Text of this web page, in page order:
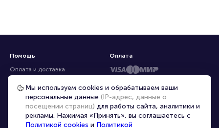
Помощь
Оплата и доставка
Частые вопросы
Перепродажа билетов
Организаторам
Корпоративным клиентам
Оплата
Мы используем cookies и обрабатываем ваши
персональные данные (IP-адрес, данные о
посещении страниц) для работы сайта, аналитики и
рекламы. Нажимая «Принять», вы соглашаетесь с
Политикой cookies и Политикой